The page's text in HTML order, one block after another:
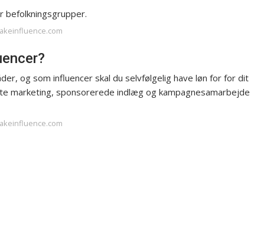
befolkningsgrupper.
og som influencer skal du selvfølgelig have løn for for dit
marketing, sponsorerede indlæg og kampagnesamarbejde